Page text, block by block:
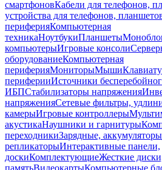
смартфоновКабели для телефонов,
устройства для телефонов,
периферияКомпьютерная
техникаНоутбукиПланшеты
компьютерыИгровые консоли
оборудованиеКомпьютерная
периферияМониторыМыши
периферииИсточники
ИБПСтабилизаторы напряжения
напряженияСетевые фильтры,
камерыИгровые контроллеры
акустикаНаушники и гарнитуры
переходникиЗарядные, аккумуляторы
репликаторыИнтерактивные панели,
доскиКомплектующиеЖесткие
памятьВидеокартыКомпьютерные